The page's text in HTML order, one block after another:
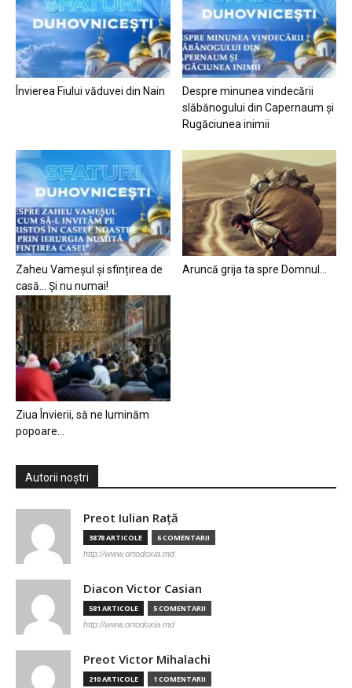
Învierea Fiului văduvei din Nain
Despre minunea vindecării
slăbănogului din Capernaum și
Rugăciunea inimii
Zaheu Vameșul și sfințirea de
casă… Și nu numai!
Aruncă grija ta spre Domnul…
Ziua Învierii, să ne luminăm
popoare…
Autorii noștri
Preot Iulian Raţă
3878 ARTICOLE 6 COMENTARII
http://www.ortodoxia.md
Diacon Victor Casian
581 ARTICOLE 5 COMENTARII
http://www.ortodoxia.md
Preot Victor Mihalachi
210 ARTICOLE 1 COMENTARII